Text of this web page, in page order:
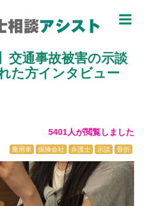
交通事故被害の示談
た方インタビュー
5401人が閲覧しました
乗用車 保険会社 弁護士 示談 骨折
▼